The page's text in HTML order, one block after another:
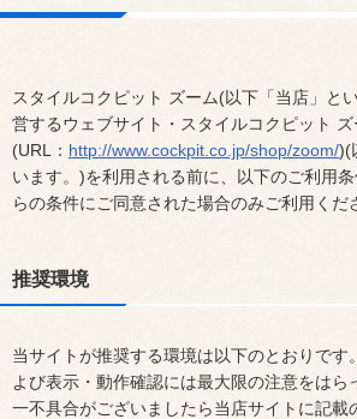
スタイルコクピット ズーム(以下「当店」と
営するウェブサイト・スタイルコクピット ズ
(URL： http://www.cockpit.co.jp/shop/zoom/)(
います。)を利用される前に、以下のご利用
らの条件にご同意された場合のみご利用くだ
推奨環境
当サイトが推奨する環境は以下のとおりです
よび表示・動作確認には最大限の注意をはら
一不具合がございましたら当店サイトに記載